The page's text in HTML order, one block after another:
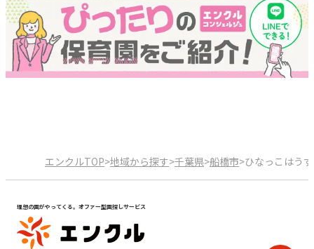
エンクルTOP>地域から探す>千葉県>船橋市>ひなっこはうす
理想の園がやってくる。オファー型園探しサービス